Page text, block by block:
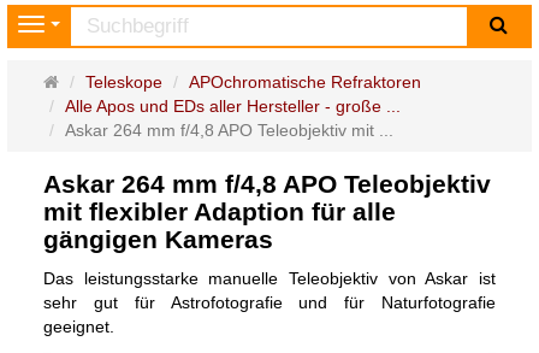
Navigation
Startseite
Teleskope
APOchromatische Refraktoren
Alle Apos und EDs aller Hersteller - große ...
Askar 264 mm f/4,8 APO Teleobjektiv mit ...
Askar 264 mm f/4,8 APO Teleobjektiv
mit flexibler Adaption für alle
gängigen Kameras
Das leistungsstarke manuelle Teleobjektiv von Askar ist
sehr gut für Astrofotografie und für Naturfotografie
geeignet.